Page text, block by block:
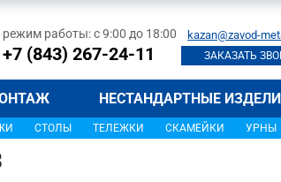
режим работы: с 9:00 до 18:00
+7 (843) 267-24-11
kazan@zavod-
ЗАКАЗАТЬ
НЕСТАНДАРТНЫЕ
СТОЛЫ ТЕЛЕЖКИ СКАМЕЙКИ УРНЫ